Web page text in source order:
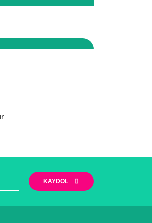
KAYDOL